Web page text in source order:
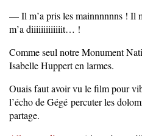
— Il m’a pris les mainnnnnns ! Il
m’a diiiiiiiiiiiiit… !
Comme seul notre Monument
Isabelle Huppert en larmes.
Ouais faut avoir vu le film pour
l’écho de Gégé percuter les
partage.